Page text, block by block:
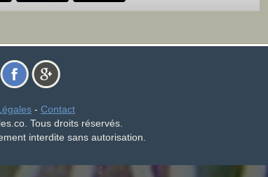
- Contact
Tous droits réservés.
interdite sans autorisation.